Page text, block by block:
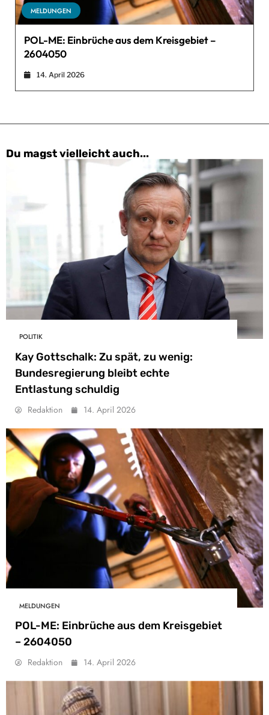
MELDUNGEN
POL-ME: Einbrüche aus dem Kreisgebiet –
2604050
14. April 2026
Du magst vielleicht auch...
POLITIK
Kay Gottschalk: Zu spät, zu wenig:
Bundesregierung bleibt echte
Entlastung schuldig
Redaktion 14. April 2026
MELDUNGEN
POL-ME: Einbrüche aus dem Kreisgebiet
– 2604050
Redaktion 14. April 2026